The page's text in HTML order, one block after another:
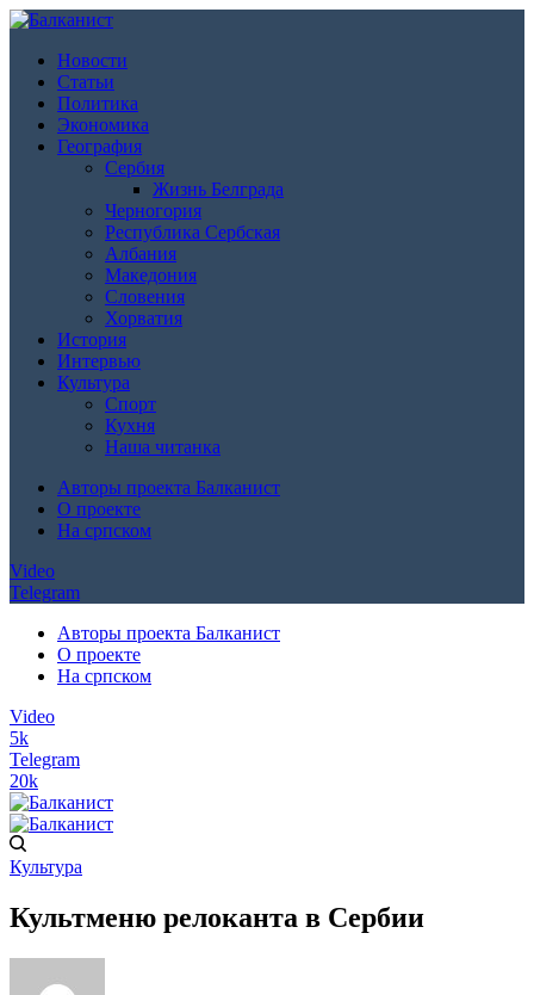
Новости
Статьи
Политика
Экономика
География
Сербия
Жизнь Белграда
Черногория
Республика Сербская
Албания
Македония
Словения
Хорватия
История
Интервью
Культура
Спорт
Кухня
Наша читанка
Авторы проекта Балканист
О проекте
На српском
Video
Telegram
Авторы проекта Балканист
О проекте
На српском
Video
5k
Telegram
20k
Культура
Культменю релоканта в Сербии